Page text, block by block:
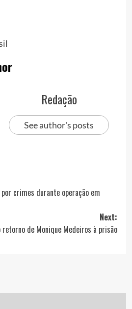
Redação
See author's posts
crimes durante operação em
Next:
retorno de Monique Medeiros à prisão